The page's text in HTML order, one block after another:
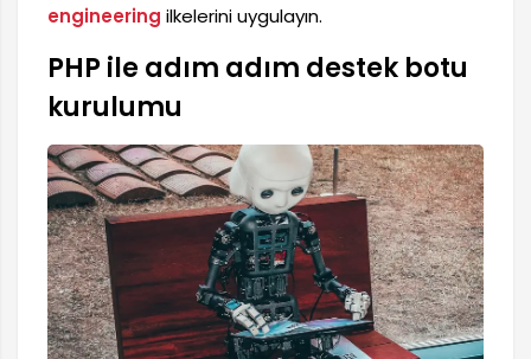
engineering ilkelerini uygulayın.
PHP ile adım adım destek botu
kurulumu